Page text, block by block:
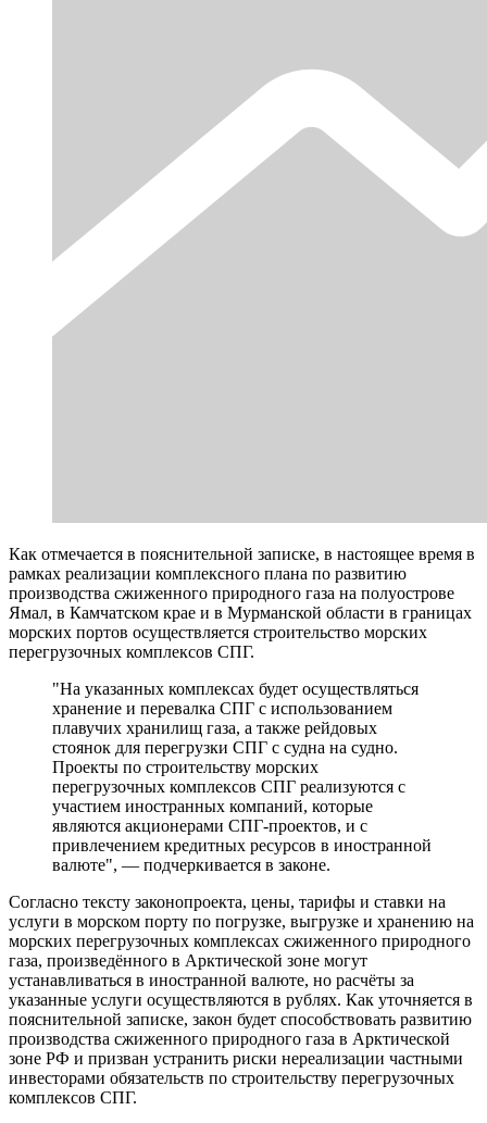
Как отмечается в пояснительной записке, в настоящее время в
рамках реализации комплексного плана по развитию
производства сжиженного природного газа на полуострове
Ямал, в Камчатском крае и в Мурманской области в границах
морских портов осуществляется строительство морских
перегрузочных комплексов СПГ.
"На указанных комплексах будет осуществляться
хранение и перевалка СПГ с использованием
плавучих хранилищ газа, а также рейдовых
стоянок для перегрузки СПГ с судна на судно.
Проекты по строительству морских
перегрузочных комплексов СПГ реализуются с
участием иностранных компаний, которые
являются акционерами СПГ-проектов, и с
привлечением кредитных ресурсов в иностранной
валюте", — подчеркивается в законе.
Согласно тексту законопроекта, цены, тарифы и ставки на
услуги в морском порту по погрузке, выгрузке и хранению на
морских перегрузочных комплексах сжиженного природного
газа, произведённого в Арктической зоне могут
устанавливаться в иностранной валюте, но расчёты за
указанные услуги осуществляются в рублях. Как уточняется в
пояснительной записке, закон будет способствовать развитию
производства сжиженного природного газа в Арктической
зоне РФ и призван устранить риски нереализации частными
инвесторами обязательств по строительству перегрузочных
комплексов СПГ.